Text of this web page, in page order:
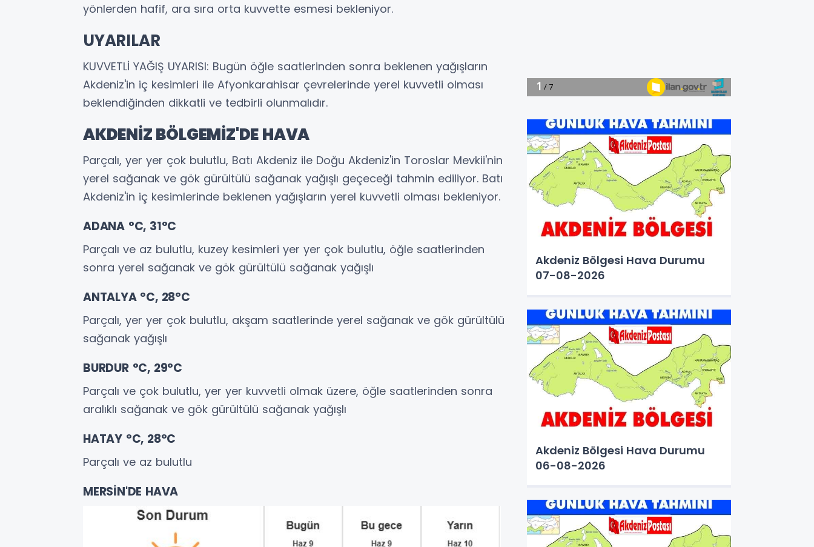
yönlerden hafif, ara sıra orta kuvvette esmesi bekleniyor.
UYARILAR
KUVVETLİ YAĞIŞ UYARISI: Bugün öğle saatlerinden sonra beklenen yağışların
Akdeniz'in iç kesimleri ile Afyonkarahisar çevrelerinde yerel kuvvetli olması
beklendiğinden dikkatli ve tedbirli olunmalıdır.
AKDENİZ BÖLGEMİZ'DE HAVA
Parçalı, yer yer çok bulutlu, Batı Akdeniz ile Doğu Akdeniz'in Toroslar Mevkii'nin
yerel sağanak ve gök gürültülü sağanak yağışlı geçeceği tahmin ediliyor. Batı
Akdeniz'in iç kesimlerinde beklenen yağışların yerel kuvvetli olması bekleniyor.
ADANA °C, 31°C
Parçalı ve az bulutlu, kuzey kesimleri yer yer çok bulutlu, öğle saatlerinden
sonra yerel sağanak ve gök gürültülü sağanak yağışlı
ANTALYA °C, 28°C
Parçalı, yer yer çok bulutlu, akşam saatlerinde yerel sağanak ve gök gürültülü
sağanak yağışlı
BURDUR °C, 29°C
Parçalı ve çok bulutlu, yer yer kuvvetli olmak üzere, öğle saatlerinden sonra
aralıklı sağanak ve gök gürültülü sağanak yağışlı
HATAY °C, 28°C
Parçalı ve az bulutlu
MERSİN'DE HAVA
Akdeniz Bölgesi Hava Durumu
07-08-2026
Akdeniz Bölgesi Hava Durumu
06-08-2026